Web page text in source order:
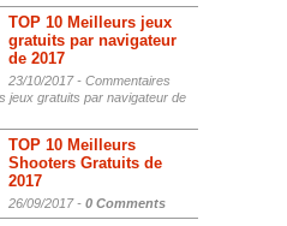
TOP 10 Meilleurs jeux
gratuits par navigateur
de 2017
23/10/2017 - Commentaires
jeux gratuits par navigateur de
TOP 10 Meilleurs
Shooters Gratuits de
2017
26/09/2017 - 0 Comments